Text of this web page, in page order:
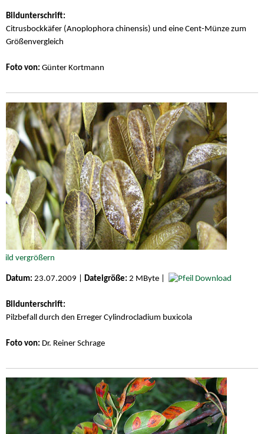
Bildunterschrift:
Citrusbockkäfer (Anoplophora chinensis) und eine Cent-Münze zum
Größenvergleich
Foto von: Günter Kortmann
Datum: 23.07.2009 | Dateigröße: 2 MByte | Download
Bildunterschrift:
Pilzbefall durch den Erreger Cylindrocladium buxicola
Foto von: Dr. Reiner Schrage